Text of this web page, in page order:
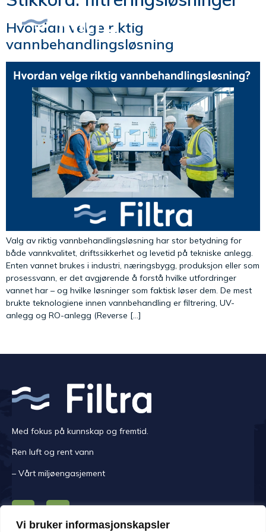
Vi bruker informasjonskapsler
Hvordan velge riktig
vannbehandlingsløsning
Valg av riktig vannbehandlingsløsning har stor betydning for
både vannkvalitet, driftssikkerhet og levetid på tekniske anlegg.
Enten vannet brukes i industri, næringsbygg, produksjon eller som
prosessvann, er det avgjørende å forstå hvilke utfordringer
vannet har – og hvilke løsninger som faktisk løser dem. De mest
brukte teknologiene innen vannbehandling er filtrering, UV-
anlegg og RO-anlegg (Reverse […]
Med fokus på kunnskap og fremtid.
Ren luft og rent vann
– Vårt miljøengasjement